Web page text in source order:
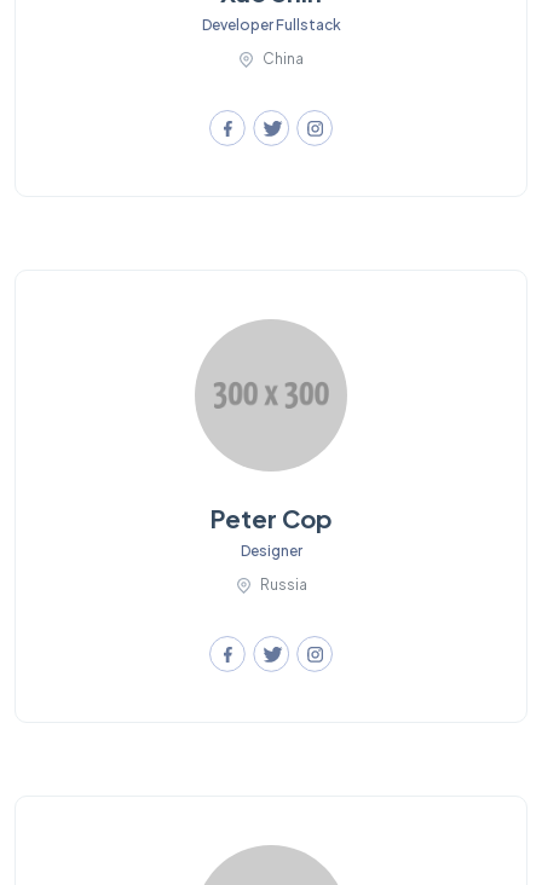
Developer Fullstack
China
Peter Cop
Designer
Russia